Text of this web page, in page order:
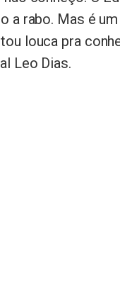
a rabo. Mas é
louca pra
Leo Dias.